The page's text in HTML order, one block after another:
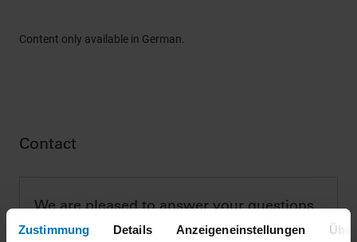
Zustimmung Details Anzeigeneinstellungen
Content only available in German.
Contact
We are pleased to answer your questions
DIN CERTCO Gesellschaft für Konformitätsbewertung